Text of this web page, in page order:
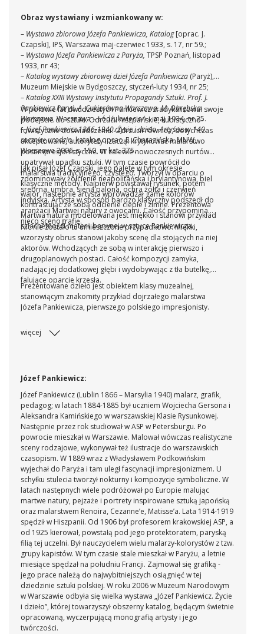
Obraz wystawiany i wzmiankowany w:
– Wystawa zbiorowa Józefa Pankiewicza, Katalog[oprac. J.
Czapski], IPS, Warszawa maj-czerwiec 1933, s. 17, nr 59.;
– Wystawa Józefa Pankiewicza z Paryża, TPSP Poznań, listopad
1933, nr 43;
–Katalog wystawy zbiorowej dzieł Józefa Pankiewicza (Paryż),
Muzeum Miejskie w Bydgoszczy, styczeń-luty 1934, nr 25;
–Katalog XXIII WystawyInstytutu Propagandy Sztuki. Prof. J.
Pankiewicz Paryż, A. Cukierówna Warszawa, M. Obrębska
Warszawa, Warszawa – Łódź, kwiecień – maj 1934, nr 25.
–Józef Pankiewicz 1866-1940. Życie i dzieło. Artyście w 140.
rocznicę urodzin,katalog oprac. E. Charazińska, MNW,
Warszawa 2006, s. 150, nr kat. 375.
W połowie lat dwudziestych Pankiewicz zradykalizował swoje
podejście do sztuki. Odrzucił hiszpańskie, kubistyczno-
fowistyczne doświadczenia. Odrzucił również, dotychczas
akceptowane, autorytety i zaczął krytykować malarstwo
postimpresjonistyczne. W zalewie nowoczesnych nurtów
upatrywał upadku sztuki. W tym czasie powrócił do
malarstwa tradycyjnego, czystego. Tworzył w oparciu o
klasyczne metody. Najpierw powstawał rysunek, potem
walor, następnie artysta wprowadzał gamę kolorów
kontrastując ze sobą odcienie ciepłe i zimne. Prezentowa
Martwa natura modelowana jest miękko i stanowi przykład
szlachetności materii barwnej w sztuce Pankiewicza.
Jak pisał Józef Czapski, jego paletę w tym okresie
zdominowały żółcienie neapolitańska i brylantynowa, biel
srebrna, umbra, siena palona, ochra żółta i czerwień
indyjska. Artysta w sposób bardzo klasyczny podszedł do
aranżacji Martwej natury z owocami. Całość przypomina
nieco scenografię.
Nic nie zostało tu umieszczone przypadkowo. Miękki,
wzorzysty obrus stanowi jakoby scenę dla stojących na niej
aktorów. Wchodzących ze sobą w interakcję pierwszo i
drugoplanowych postaci. Całość kompozycji zamyka,
nadając jej dodatkowej głębi i wydobywając z tła butelkę,
falujące oparcie krzesła.
Prezentowane dzieło jest obiektem klasy muzealnej,
stanowiącym znakomity przykład dojrzałego malarstwa
Józefa Pankiewicza, pierwszego polskiego impresjonisty.
więcej
Józef Pankiewicz:
Józef Pankiewicz (Lublin 1866 – Marsylia 1940) malarz, grafik,
pedagog; w latach 1884-1885 był uczniem Wojciecha Gersona i
Aleksandra Kamińskiego w warszawskiej Klasie Rysunkowej.
Następnie przez rok studiował w ASP w Petersburgu. Po
powrocie mieszkał w Warszawie. Malował wówczas realistyczne
sceny rodzajowe, wykonywał też ilustracje do warszawskich
czasopism. W 1889 wraz z Władysławem Podkowińskim
wyjechał do Paryża i tam uległ fascynacji impresjonizmem. U
schyłku stulecia tworzył nokturny i kompozycje symboliczne. W
latach następnych wiele podróżował po Europie malując
martwe natury, pejzaże i portrety inspirowane sztuką japońską
oraz malarstwem Renoira, Cezanne’e, Matisse’a. Lata 1914-1919
spędził w Hiszpanii. Od 1906 był profesorem krakowskiej ASP, a
od 1925 kierował, powstałą pod jego protektoratem, paryską
filią tej uczelni. Był nauczycielem wielu malarzy-kolorystów z tzw.
grupy kapistów. W tym czasie stale mieszkał w Paryżu, a letnie
miesiące spędzał na południu Francji. Zajmował się grafiką -
jego prace należą do najwybitniejszych osiągnięć w tej
dziedzinie sztuki polskiej. W roku 2006 w Muzeum Narodowym
w Warszawie odbyła się wielka wystawa „Józef Pankiewicz. Życie
i dzieło”, której towarzyszył obszerny katalog, będącym świetnie
opracowaną, wyczerpującą monografią artysty i jego
twórczości.